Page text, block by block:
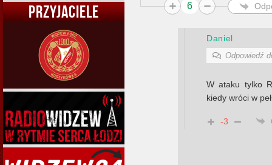
PRZYJACIELE 6
Daniel
Odpowiedź
W ataku tylko
kiedy wróci w
-3